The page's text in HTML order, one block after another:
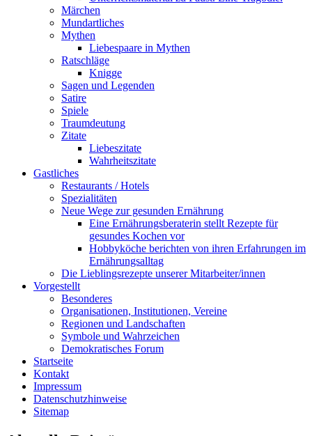
Märchen
Mundartliches
Mythen
Liebespaare in Mythen
Ratschläge
Knigge
Sagen und Legenden
Satire
Spiele
Traumdeutung
Zitate
Liebeszitate
Wahrheitszitate
Gastliches
Restaurants / Hotels
Spezialitäten
Neue Wege zur gesunden Ernährung
Eine Ernährungsberaterin stellt Rezepte für
gesundes Kochen vor
Hobbyköche berichten von ihren Erfahrungen im
Ernährungsalltag
Die Lieblingsrezepte unserer Mitarbeiter/innen
Vorgestellt
Besonderes
Organisationen, Institutionen, Vereine
Regionen und Landschaften
Symbole und Wahrzeichen
Demokratisches Forum
Startseite
Kontakt
Impressum
Datenschutzhinweise
Sitemap